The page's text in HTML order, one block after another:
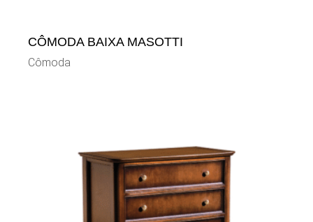
CÔMODA BAIXA MASOTTI
Cômoda